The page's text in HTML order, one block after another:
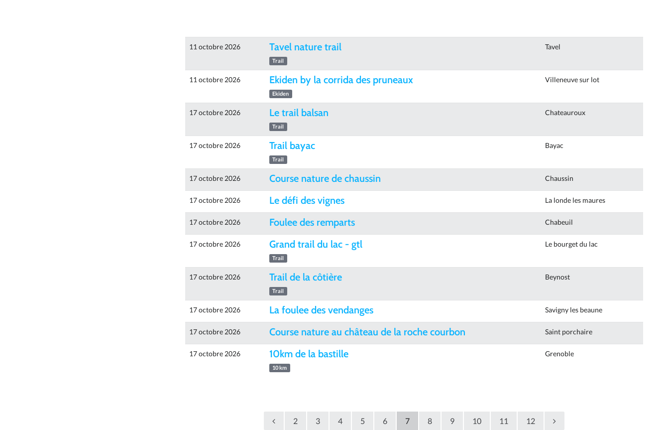
11 octobre 2026 Tavel nature trail
Trail
Tavel
11 octobre 2026 Ekiden by la corrida des pruneaux
Ekiden
Villeneuve sur lot
17 octobre 2026 Le trail balsan
Trail
Chateauroux
17 octobre 2026 Trail bayac
Trail
Bayac
17 octobre 2026 Course nature de chaussin Chaussin
17 octobre 2026 Le défi des vignes La londe les maures
17 octobre 2026 Foulee des remparts Chabeuil
17 octobre 2026 Grand trail du lac - gtl
Trail
Le bourget du lac
17 octobre 2026 Trail de la côtière
Trail
Beynost
17 octobre 2026 La foulee des vendanges Savigny les beaune
17 octobre 2026 Course nature au château de la roche courbon Saint porchaire
17 octobre 2026 10km de la bastille
10 km
Grenoble
2 3 4 5 6 7 8 9 10 11 12